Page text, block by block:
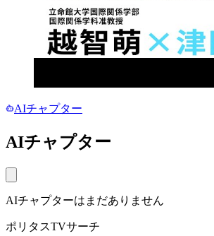
AIチャプター
AIチャプター
AIチャプターはまだありません
ポリタスTVサーチ